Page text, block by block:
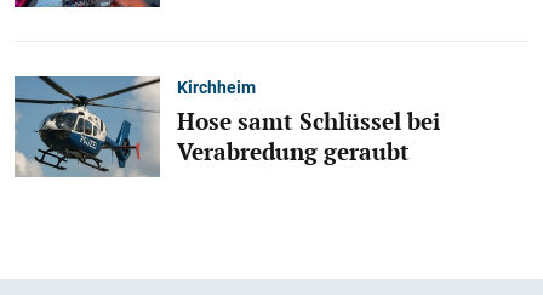
Kirchheim
Hose samt Schlüssel bei
Verabredung geraubt